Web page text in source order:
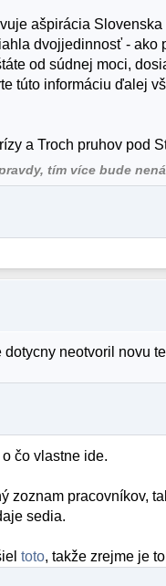
ašpirácia
dvojjedinnosť - ako
od súdnej moci,
túto informáciu ďalej
a Troch pruhov pod
tím více bude
neotvoril novu
čo vlastne ide.
zoznam pracovníkov,
sedia.
toto, takže zrejme je